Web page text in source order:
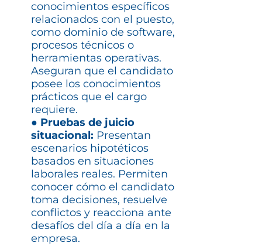
conocimientos específicos
relacionados con el puesto,
como dominio de software,
procesos técnicos o
herramientas operativas.
Aseguran que el candidato
posee los conocimientos
prácticos que el cargo
requiere.
● Pruebas de juicio
situacional: Presentan
escenarios hipotéticos
basados en situaciones
laborales reales. Permiten
conocer cómo el candidato
toma decisiones, resuelve
conflictos y reacciona ante
desafíos del día a día en la
empresa.